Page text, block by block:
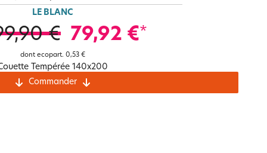
et
Notre marque Lauréat
La gaze de coton
LE BLANC
€ 79,92 €*
dont ecopart. 0,53 €
Tempérée 140x200
Commander